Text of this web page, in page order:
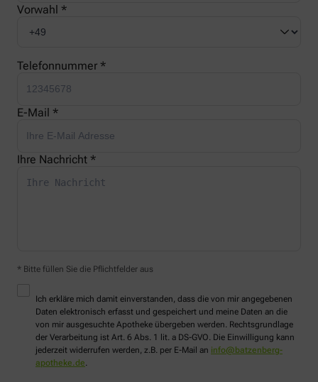
Vorwahl *
Telefonnummer *
E-Mail *
Ihre Nachricht *
* Bitte füllen Sie die Pflichtfelder aus
Ich erkläre mich damit einverstanden, dass die von mir angegebenen
Daten elektronisch erfasst und gespeichert und meine Daten an die
von mir ausgesuchte Apotheke übergeben werden. Rechtsgrundlage
der Verarbeitung ist Art. 6 Abs. 1 lit. a DS-GVO. Die Einwilligung kann
jederzeit widerrufen werden, z.B. per E-Mail an info@batzenberg-
apotheke.de.